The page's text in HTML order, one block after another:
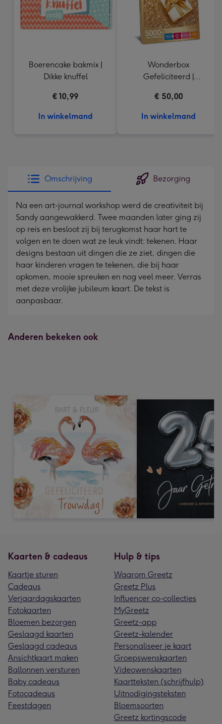
Boerencake bakmix |
Dikke knuffel
€ 10,99
In winkelmand
Wonderbox
Gefeliciteerd |
€ 50,00
In winkelmand
Omschrijving Bezorging
Na een art-journal workshop werd de creativiteit bij
Sandy aangewakkerd. Twee maanden later ging zij
op reis en besloot zij bij terugkomst haar hart te
volgen en te doen wat ze leuk vindt: tekenen. Haar
designs bestaan uit dingen die ze ziet, dingen die
haar kinderen vragen te tekenen, die bij haar
opkomen, mooie spreuken en nog veel meer. Verras
met deze vrolijke jubileum kaart. De tekst is
aanpasbaar.
Anderen bekeken ook
Kaarten & cadeaus
Kaartje sturen
Cadeaus
Verjaardagskaarten
Fotokaarten
Bloemen bezorgen
Geslaagd kaarten
Geslaagd cadeaus
Ansichtkaart maken
Ballonnen versturen
Baby cadeaus
Fotocadeaus
Feestdagen
Hulp & tips
Waarom Greetz
Greetz Plus
Influencer co-collecties
MyGreetz
Greetz-app
Greetz-kalender
Personaliseer je kaart
Groepswenskaarten
Videowenskaarten
Kaartteksten (schrijfhulp)
Uitnodigingsteksten
Bloemsoorten
Greetz kortingscode